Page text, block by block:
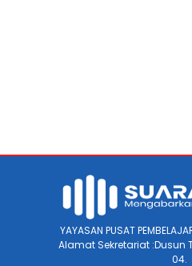
YAYASAN PUSAT
Alamat Sekretariat :Dusun
04.